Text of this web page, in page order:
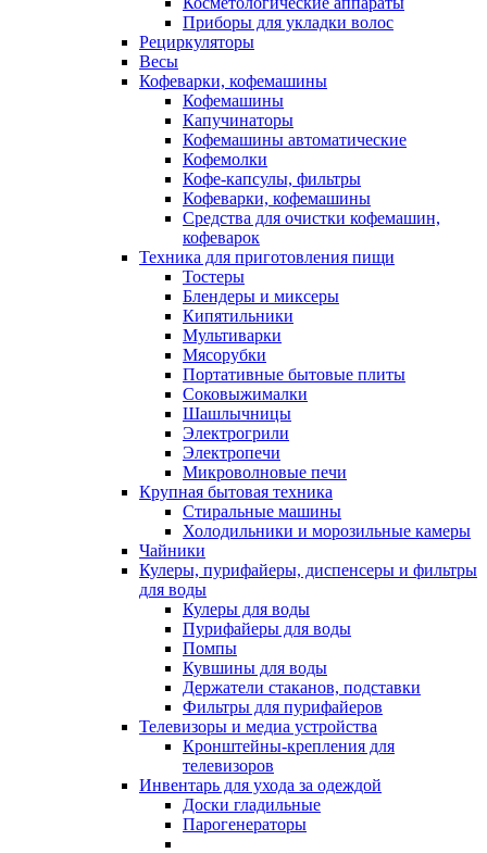
Приборы для укладки волос
Рециркуляторы
Весы
Кофеварки, кофемашины
Кофемашины
Капучинаторы
Кофемашины автоматические
Кофемолки
Кофе-капсулы, фильтры
Кофеварки, кофемашины
Средства для очистки кофемашин,
кофеварок
Техника для приготовления пищи
Тостеры
Блендеры и миксеры
Кипятильники
Мультиварки
Мясорубки
Портативные бытовые плиты
Соковыжималки
Шашлычницы
Электрогрили
Электропечи
Микроволновые печи
Крупная бытовая техника
Стиральные машины
Холодильники и морозильные камеры
Чайники
Кулеры, пурифайеры, диспенсеры и фильтры
для воды
Кулеры для воды
Пурифайеры для воды
Помпы
Кувшины для воды
Держатели стаканов, подставки
Фильтры для пурифайеров
Телевизоры и медиа устройства
Кронштейны-крепления для
телевизоров
Инвентарь для ухода за одеждой
Доски гладильные
Парогенераторы